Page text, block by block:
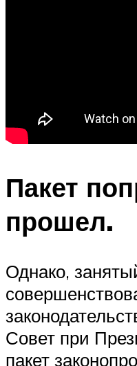
Пакет
прошел.
Однако,
Совет при
пакет